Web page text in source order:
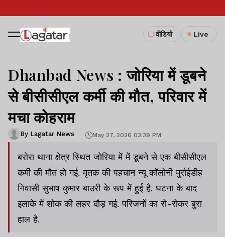
वीडियो Live
Dhanbad News : जोरिया में डूबने
से बीसीसीएल कर्मी की मौत, परिवार में
मचा कोहराम
By Lagatar News May 27, 2026 03:39 PM
बरोरा थाना क्षेत्र स्थित जोरिया में में डूबने से एक बीसीसीएल
कर्मी की मौत हो गई. मृतक की पहचान न्यू कॉलोनी मुर्राईडीह
निवासी सुभाष कुमार बाउरी के रूप में हुई है. घटना के बाद
इलाके में शोक की लहर दौड़ गई. परिजनों का रो-रोकर बुरा
हाल है.